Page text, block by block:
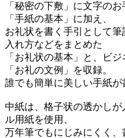
「秘密の下敷」に文字の
「手紙の基本」に加え、
お礼状を書く手引として
入れ方などをまとめた
「お礼状の基本」と、ビ
「お礼の文例」を収録。
誰でも簡単に美しい手紙が
中紙は、格子状の透かし
ル用紙を使用、
万年筆でもにじみにくく